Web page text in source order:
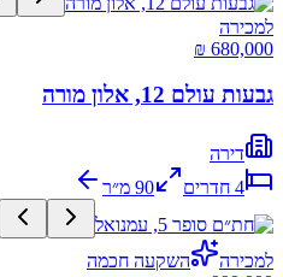
למכירה
גבעות עולם 12, אלון מורה
דירה
4 חדרים 90 מ״ר
למכירה
השקעה חכמה